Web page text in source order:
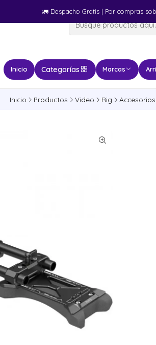
Inicio Categorías Marcas
🚛​ Despacho Gratis | Por compras
Inicio Productos Video Rig Accesorios